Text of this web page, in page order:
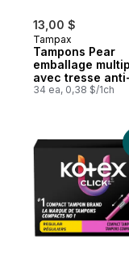
13,00 $
Tampax
Tampons Pear
emballage
avec tresse
fuites LeakGuard,
34 ea, 0,38 $/1ch